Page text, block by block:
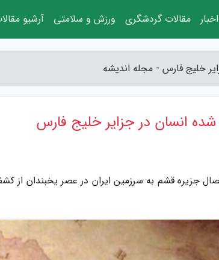
خلیج فارس - مجله اندیشه
انسان در جزایر خلیج فارس
جزیره قشم به سرزمین ایران در عصر یخبندان از
مقالات گردشگری ورزش و سلامتی آرشیو